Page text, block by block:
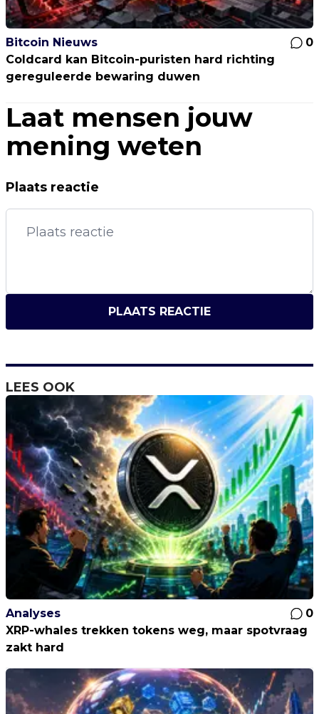
Bitcoin Nieuws
0
Coldcard kan Bitcoin-puristen hard richting
gereguleerde bewaring duwen
Laat mensen jouw
mening weten
Plaats reactie
PLAATS REACTIE
LEES OOK
Analyses
0
XRP-whales trekken tokens weg, maar spotvraag
zakt hard